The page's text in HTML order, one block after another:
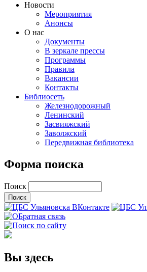
Новости
Мероприятия
Анонсы
О нас
Документы
В зеркале прессы
Программы
Правила
Вакансии
Контакты
Библиосеть
Железнодорожный
Ленинский
Засвияжский
Заволжский
Передвижная библиотека
Форма поиска
Поиск
Вы здесь